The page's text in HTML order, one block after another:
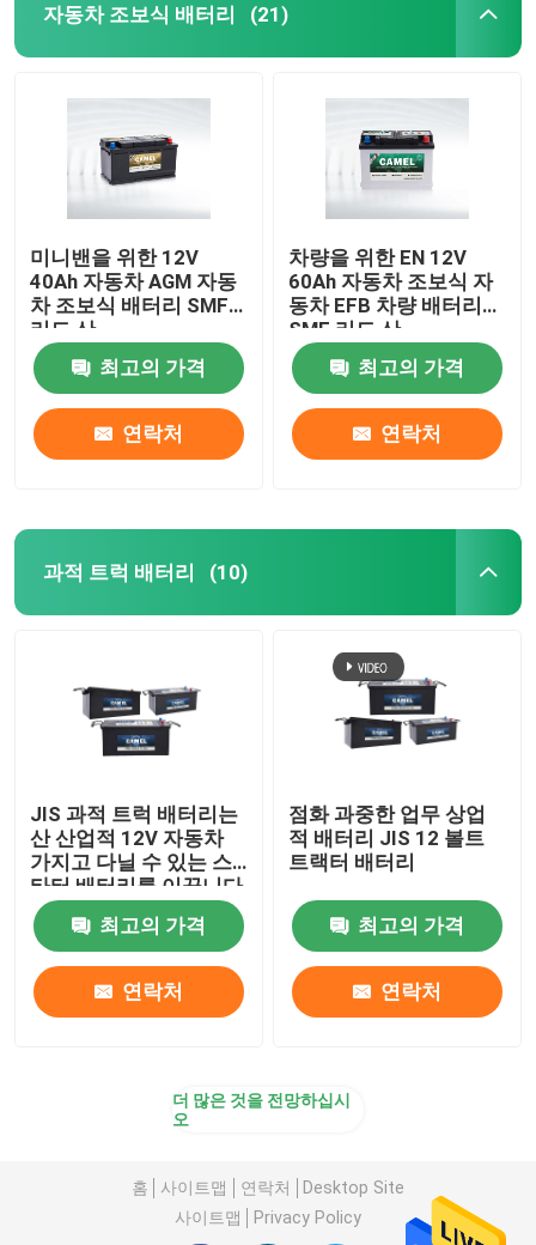
자동차 조보식 배터리 (21)
미니밴을 위한 12V
40Ah 자동차 AGM 자동
차 조보식 배터리 SMF
리드 산
최고의 가격
연락처
차량을 위한 EN 12V
60Ah 자동차 조보식 자
동차 EFB 차량 배터리
SMF 리드 산
최고의 가격
연락처
과적 트럭 배터리 (10)
JIS 과적 트럭 배터리는
산 산업적 12V 자동차
가지고 다닐 수 있는 스
타터 배터리를 이끕니다
최고의 가격
연락처
점화 과중한 업무 상업
적 배터리 JIS 12 볼트
트랙터 배터리
최고의 가격
연락처
더 많은 것을 전망하십시
오
홈 사이트맵 연락처
Desktop Site
사이트맵
Privacy Policy